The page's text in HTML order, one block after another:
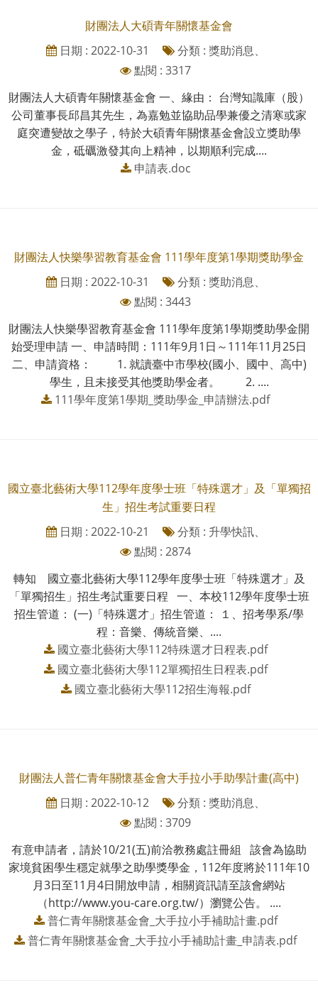
財團法人大碩青年關懷基金會
日期 : 2022-10-31
分類 : 獎助消息、
點閱 : 3317
財團法人大碩青年關懷基金會 一、緣由： 台灣知識庫（股）
公司董事長邱昌其先生，為嘉勉並協助品學兼優之清寒或家
庭突遭變故之學子，特於大碩青年關懷基金會設立獎助學
金，砥礪激發其向上精神，以期順利完成....
申請表.doc
財團法人快樂學習教育基金會 111學年度第1學期獎助學金
日期 : 2022-10-31
分類 : 獎助消息、
點閱 : 3443
財團法人快樂學習教育基金會 111學年度第1學期獎助學金開
始受理申請 一、申請時間：111年9月1日～111年11月25日
二、申請資格： 1. 就讀臺中市學校(國小、國中、高中)
學生，且未接受其他獎助學金者。 2. ....
111學年度第1學期_獎助學金_申請辦法.pdf
國立臺北藝術大學112學年度學士班「特殊選才」及「單獨招
生」招生考試重要日程
日期 : 2022-10-21
分類 : 升學快訊、
點閱 : 2874
轉知 國立臺北藝術大學112學年度學士班「特殊選才」及
「單獨招生」招生考試重要日程 一、本校112學年度學士班
招生管道： (一)「特殊選才」招生管道： １、招考學系/學
程：音樂、傳統音樂、....
國立臺北藝術大學112特殊選才日程表.pdf
國立臺北藝術大學112單獨招生日程表.pdf
國立臺北藝術大學112招生海報.pdf
財團法人普仁青年關懷基金會大手拉小手助學計畫(高中)
日期 : 2022-10-12
分類 : 獎助消息、
點閱 : 3709
有意申請者，請於10/21(五)前洽教務處註冊組 該會為協助
家境貧困學生穩定就學之助學獎學金，112年度將於111年10
月3日至11月4日開放申請，相關資訊請至該會網站
（http://www.you-care.org.tw/）瀏覽公告。 ....
普仁青年關懷基金會_大手拉小手補助計畫.pdf
普仁青年關懷基金會_大手拉小手補助計畫_申請表.pdf